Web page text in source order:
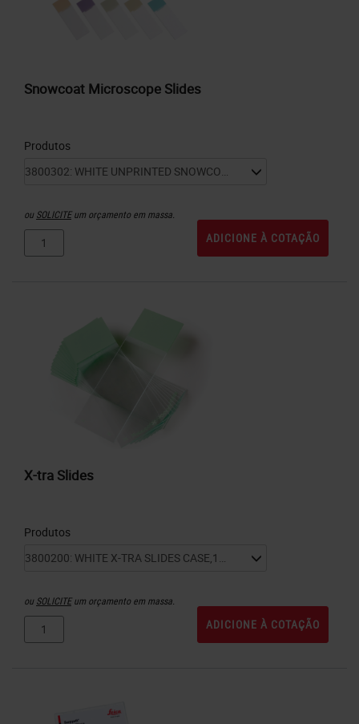
Snowcoat Microscope Slides
Produtos
ou SOLICITEum orçamento em massa.
ADICIONE À COTAÇÃO
X-tra Slides
Produtos
ou SOLICITEum orçamento em massa.
ADICIONE À COTAÇÃO